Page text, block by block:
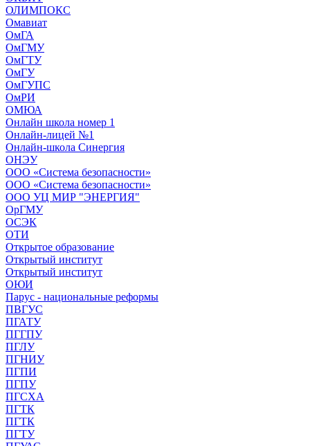
ОЛИМПОКС
Омавиат
ОмГА
ОмГМУ
ОмГТУ
ОмГУ
ОмГУПС
ОмРИ
ОМЮА
Онлайн школа номер 1
Онлайн-лицей №1
Онлайн-школа Синергия
ОНЭУ
ООО «Система безопасности»
ООО «Система безопасности»
ООО УЦ МИР "ЭНЕРГИЯ"
ОрГМУ
ОСЭК
ОТИ
Открытое образование
Открытый институт
Открытый институт
ОЮИ
Парус - национальные реформы
ПВГУС
ПГАТУ
ПГГПУ
ПГЛУ
ПГНИУ
ПГПИ
ПГПУ
ПГСХА
ПГТК
ПГТК
ПГТУ